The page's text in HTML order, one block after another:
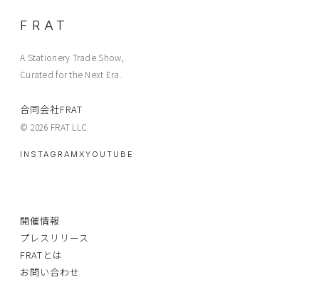
FRAT
A Stationery Trade Show,
Curated for the Next Era.
合同会社FRAT
© 2026 FRAT LLC.
INSTAGRAM XYOUTUBE
開催情報
プレスリリース
FRATとは
お問い合わせ